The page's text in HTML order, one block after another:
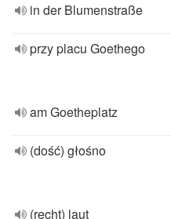
in der Blumenstraße
przy placu Goethego
am Goetheplatz
(dość) głośno
(recht) laut